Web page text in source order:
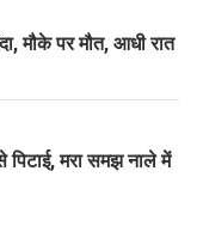
मौके पर मौत, आधी रात
मरा समझ नाले में